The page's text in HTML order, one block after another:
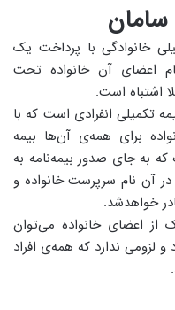
سامان
خانوادگی با پرداخت یک
اعضای آن خانواده تحت
اشتباه است.
تکمیلی انفرادی است که با
برای همه‌ی آن‌ها بیمه
به جای صدور بیمه‌نامه به
در آن نام سرپرست خانواده و
خواهدشد.
از اعضای خانواده می‌توان
لزومی ندارد که همه‌ی افراد